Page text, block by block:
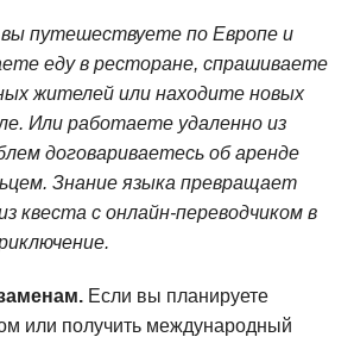
путешествуете по Европе и
еду в ресторане, спрашиваете
жителей или находите новых
Или работаете удаленно из
договариваетесь об аренде
Знание языка превращает
квеста с онлайн-переводчиком в
Если вы планируете
или получить международный